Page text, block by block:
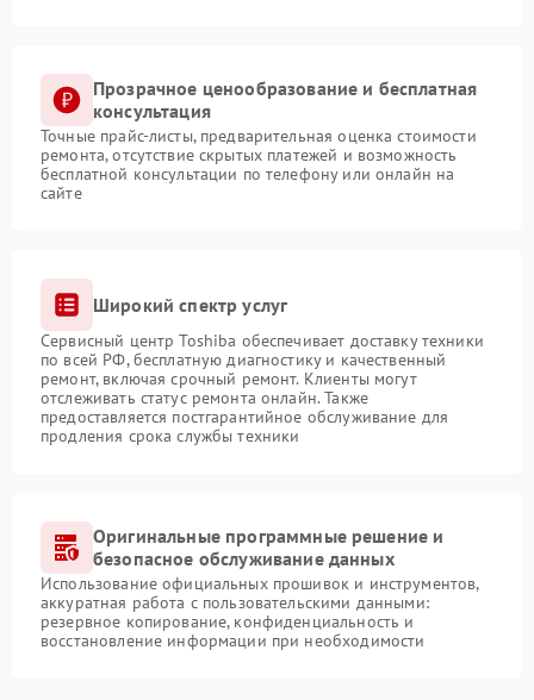
Прозрачное ценообразование и бесплатная
консультация
Точные прайс-листы, предварительная оценка стоимости
ремонта, отсутствие скрытых платежей и возможность
бесплатной консультации по телефону или онлайн на
сайте
Широкий спектр услуг
Сервисный центр Toshiba обеспечивает доставку техники
по всей РФ, бесплатную диагностику и качественный
ремонт, включая срочный ремонт. Клиенты могут
отслеживать статус ремонта онлайн. Также
предоставляется постгарантийное обслуживание для
продления срока службы техники
Оригинальные программные решение и
безопасное обслуживание данных
Использование официальных прошивок и инструментов,
аккуратная работа с пользовательскими данными:
резервное копирование, конфиденциальность и
восстановление информации при необходимости